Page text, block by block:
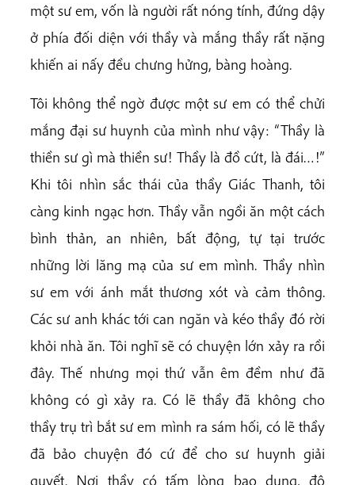
một sư em, vốn là người rất nóng tính, đứng dậy
ở phía đối diện với thầy và mắng thầy rất nặng
khiến ai nấy đều chưng hửng, bàng hoàng.
Tôi không thể ngờ được một sư em có thể chửi
mắng đại sư huynh của mình như vậy: “Thầy là
thiền sư gì mà thiền sư! Thầy là đồ cứt, là đái…!”
Khi tôi nhìn sắc thái của thầy Giác Thanh, tôi
càng kinh ngạc hơn. Thầy vẫn ngồi ăn một cách
bình thản, an nhiên, bất động, tự tại trước
những lời lăng mạ của sư em mình. Thầy nhìn
sư em với ánh mắt thương xót và cảm thông.
Các sư anh khác tới can ngăn và kéo thầy đó rời
khỏi nhà ăn. Tôi nghĩ sẽ có chuyện lớn xảy ra rồi
đây. Thế nhưng mọi thứ vẫn êm đềm như đã
không có gì xảy ra. Có lẽ thầy đã không cho
thầy trụ trì bắt sư em mình ra sám hối, có lẽ thầy
đã bảo chuyện đó cứ để cho sư huynh giải
quyết. Nơi thầy có tấm lòng bao dung, độ